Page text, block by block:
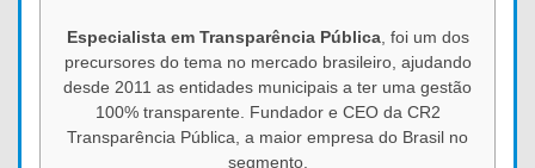
Especialista em Transparência Pública, foi um dos
precursores do tema no mercado brasileiro, ajudando
desde 2011 as entidades municipais a ter uma gestão
100% transparente. Fundador e CEO da CR2
Transparência Pública, a maior empresa do Brasil no
segmento.